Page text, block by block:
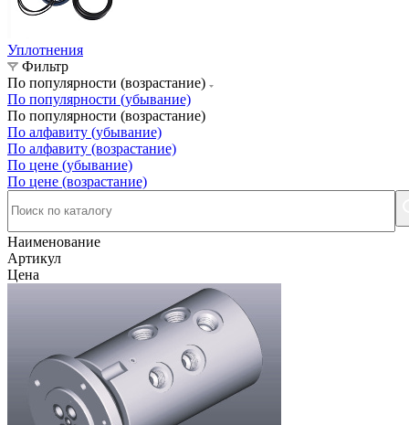
Уплотнения
Фильтр
По популярности (возрастание)
По популярности (убывание)
По популярности (возрастание)
По алфавиту (убывание)
По алфавиту (возрастание)
По цене (убывание)
По цене (возрастание)
Наименование
Артикул
Цена